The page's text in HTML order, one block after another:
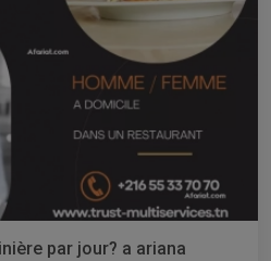
par jour? a ariana